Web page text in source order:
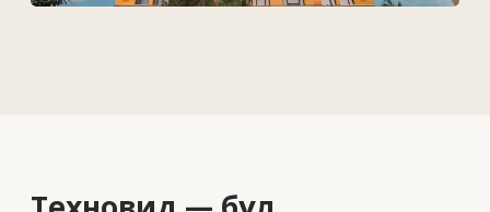
Веб-сайт жасау
Байланыс